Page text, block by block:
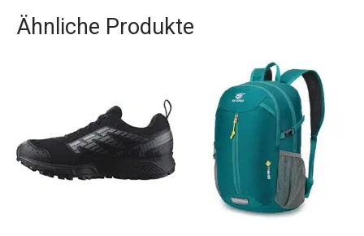
bist – die Teva Terragrip sind die perfekte Wahl
Ähnliche Produkte